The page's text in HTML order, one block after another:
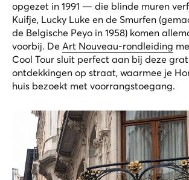
opgezet in 1991 — die blinde muren
Kuifje, Lucky Luke en de Smurfen
de Belgische Peyo in 1958) komen
voorbij. De Art Nouveau-rondleiding
Cool Tour sluit perfect aan bij deze
ontdekkingen op straat, waarmee je
huis bezoekt met voorrangstoegang.